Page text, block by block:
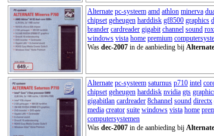
Alternate pc-systeem amd athlon minerva
chipset geheugen harddisk gf8500 graphics
brander cardreader gigabit channel sound
windows vista home premium
Was dec-2007 in de aanbieding bij Alternate
Alternate pc-systeem saturnus p710 intel
chipset geheugen harddisk nvidia gts
gigabitlan cardreader 8channel sound directx
media creator suite windows vista home
computersystemen
Was dec-2007 in de aanbieding bij Alternate